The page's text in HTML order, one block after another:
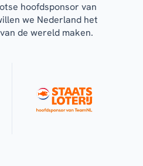
hoofdsponsor van
we Nederland het
de wereld maken.